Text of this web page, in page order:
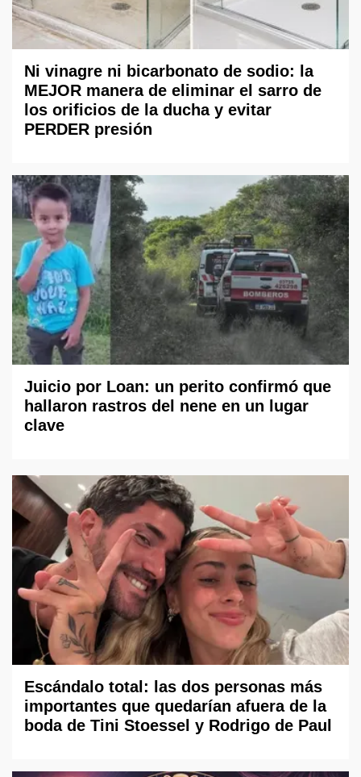
Ni vinagre ni bicarbonato de sodio: la
MEJOR manera de eliminar el sarro de
los orificios de la ducha y evitar
PERDER presión
Juicio por Loan: un perito confirmó que
hallaron rastros del nene en un lugar
clave
Escándalo total: las dos personas más
importantes que quedarían afuera de la
boda de Tini Stoessel y Rodrigo de Paul